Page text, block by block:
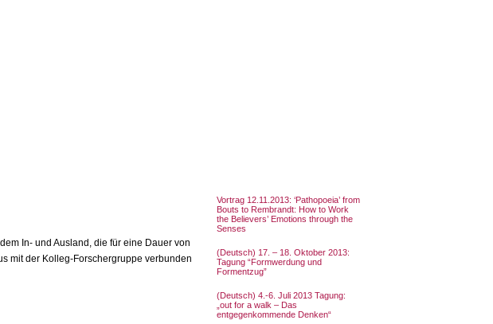
In- und Ausland, die für eine Dauer von
mit der Kolleg-Forschergruppe verbunden
Vortrag 12.11.2013: ‘Pathopoeia’ from
Bouts to Rembrandt: How to Work
the Believers’ Emotions through the
Senses
(Deutsch) 17. – 18. Oktober 2013:
Tagung “Formwerdung und
Formentzug”
(Deutsch) 4.-6. Juli 2013 Tagung:
„out for a walk – Das
entgegenkommende Denken“